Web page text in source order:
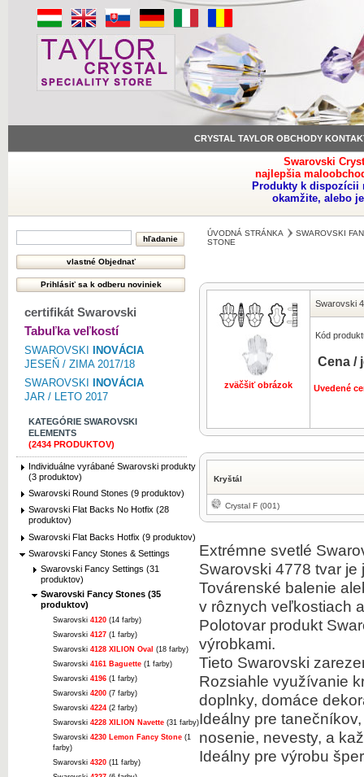
CRYSTAL TAYLOR OBCHODY
Swarovski
najlepšia
Produkty k dispozícii
okamžite, alebo
certifikát Swarovski
Tabuľka veľkostí
SWAROVSKI
INOVÁCIA
JESEŇ / ZIMA 2017/18
SWAROVSKI
INOVÁCIA
JAR / LETO 2017
KATEGÓRIE SWAROVSKI
ELEMENTS
(2434 PRODUKTOV)
Individuálne vyrábané Swarovski produkty
(3 produktov)
Swarovski Round Stones (9 produktov)
Swarovski Flat Backs No Hotfix (28
produktov)
Swarovski Flat Backs Hotfix (9 produktov)
Swarovski Fancy Stones & Settings
Swarovski Fancy Settings (31
produktov)
Swarovski Fancy Stones (35
produktov)
Swarovski 4120 (14 farby)
Swarovski 4127 (1 farby)
Swarovski 4128 XILION Oval (18 farby)
Swarovski 4161 Baguette (1 farby)
Swarovski 4196 (1 farby)
Swarovski 4200 (7 farby)
Swarovski 4224 (2 farby)
Swarovski 4228 XILION Navette (31 farby)
Swarovski 4230 Lemon Fancy Stone (1
farby)
Swarovski 4320 (11 farby)
ÚVODNÁ STRÁNKA
SWAROVSKI
STONE
zväčšiť obrázok
Swarovski
Kód
Cena /
Uvedené
Kryštál
Crystal F (001)
Extrémne svetlé
Swarovski 4778 tvar je
Továrenské balenie
v rôznych veľkostiach
Polotovar produkt
výrobkami.
Tieto Swarovski
Rozsiahle využívanie
doplnky, domáce
Ideálny pre
nosenie, nevesty, a
Ideálny pre výrobu